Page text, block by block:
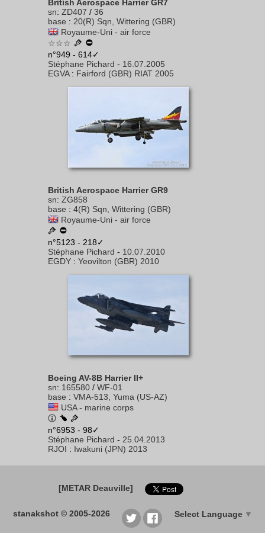
British Aerospace Harrier GR7
sn: ZD407 / 36
base : 20(R) Sqn, Wittering (GBR)
Royaume-Uni - air force
☆☆☆
n°949 - 614✓
Stéphane Pichard - 16.07.2005
EGVA: Fairford (GBR) RIAT 2005
British Aerospace Harrier GR9
sn: ZG858
base : 4(R) Sqn, Wittering (GBR)
Royaume-Uni - air force
n°5123 - 218✓
Stéphane Pichard - 10.07.2010
EGDY : Yeovilton (GBR) 2010
Boeing AV-8B Harrier II+
sn: 165580 / WF-01
base : VMA-513, Yuma (US-AZ)
USA - marine corps
n°6953 - 98✓
Stéphane Pichard - 25.04.2013
RJOI : Iwakuni (JPN) 2013
[METAR Deauville]
stanakshot © 2005-2026 Select Language ▼